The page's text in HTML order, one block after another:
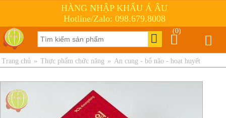
HÀNG NHẬP KHẨU Á ÂU
Hotline/Zalo: 098.679.8008
(0)
Trang chủ » Thực phẩm chức năng » An cung - bổ não - hoạt huyết